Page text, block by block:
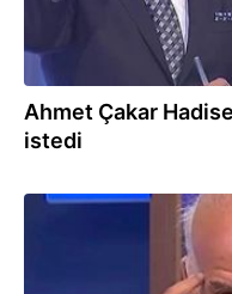
Ahmet Çakar
istedi